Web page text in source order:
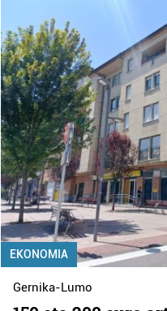
EKONOMIA
Gernika-Lumo